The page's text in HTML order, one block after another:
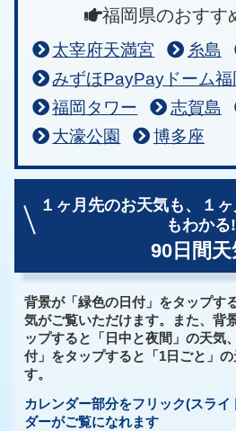
福岡県のおすす
太宰府天満宮 糸島
みずほPayPayドーム福
福岡タワー
志賀島
大濠公園
博多座
１ヶ月先のお天気も、
１
もわかる!
90日間天
背景が「緑色の日付」をタップす
気がご覧いただけます。また、背
ップすると「日中と夜間」の天気
付」をタップすると「1日ごと」
す。
カレンダー部分をフリック(スラ
ダーがご覧になれます